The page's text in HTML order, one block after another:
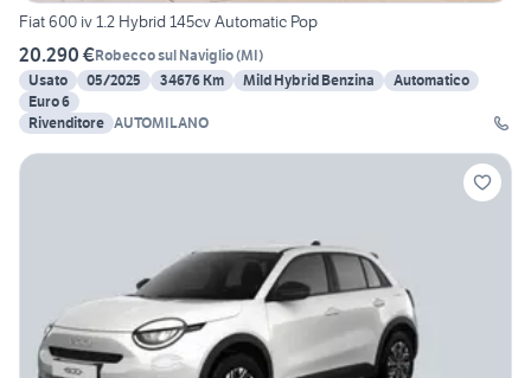
Fiat 600 iv 1.2 Hybrid 145cv Automatic Pop
20.290 €Robecco sul Naviglio(MI)
Usato
05/2025 34676 Km Mild Hybrid Benzina
Automatico
Euro 6
Rivenditore AUTOMILANO